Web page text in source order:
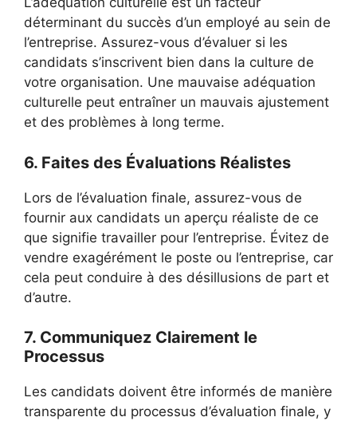
déterminant du succès d’un employé au sein de
l’entreprise. Assurez-vous d’évaluer si les
candidats s’inscrivent bien dans la culture de
votre organisation. Une mauvaise adéquation
culturelle peut entraîner un mauvais ajustement
et des problèmes à long terme.
6. Faites des Évaluations Réalistes
Lors de l’évaluation finale, assurez-vous de
fournir aux candidats un aperçu réaliste de ce
que signifie travailler pour l’entreprise. Évitez de
vendre exagérément le poste ou l’entreprise, car
cela peut conduire à des désillusions de part et
d’autre.
7. Communiquez Clairement le
Processus
Les candidats doivent être informés de manière
transparente du processus d’évaluation finale, y